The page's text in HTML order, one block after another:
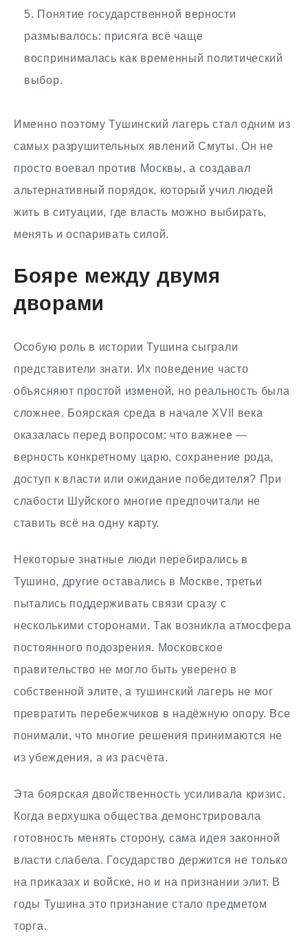
Понятие государственной верности
размывалось: присяга всё чаще
воспринималась как временный политический
выбор.
Именно поэтому Тушинский лагерь стал одним из
самых разрушительных явлений Смуты. Он не
просто воевал против Москвы, а создавал
альтернативный порядок, который учил людей
жить в ситуации, где власть можно выбирать,
менять и оспаривать силой.
Бояре между двумя
дворами
Особую роль в истории Тушина сыграли
представители знати. Их поведение часто
объясняют простой изменой, но реальность была
сложнее. Боярская среда в начале XVII века
оказалась перед вопросом: что важнее —
верность конкретному царю, сохранение рода,
доступ к власти или ожидание победителя? При
слабости Шуйского многие предпочитали не
ставить всё на одну карту.
Некоторые знатные люди перебирались в
Тушино, другие оставались в Москве, третьи
пытались поддерживать связи сразу с
несколькими сторонами. Так возникла атмосфера
постоянного подозрения. Московское
правительство не могло быть уверено в
собственной элите, а тушинский лагерь не мог
превратить перебежчиков в надёжную опору. Все
понимали, что многие решения принимаются не
из убеждения, а из расчёта.
Эта боярская двойственность усиливала кризис.
Когда верхушка общества демонстрировала
готовность менять сторону, сама идея законной
власти слабела. Государство держится не только
на приказах и войске, но и на признании элит. В
годы Тушина это признание стало предметом
торга.